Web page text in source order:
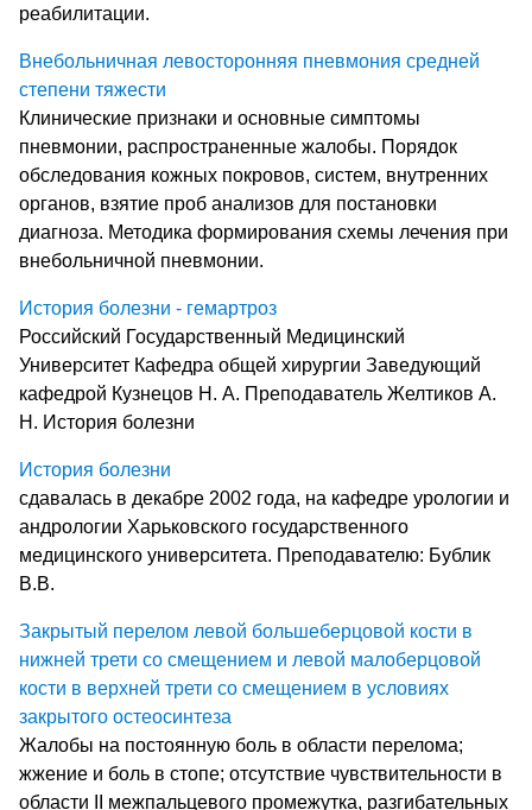
реабилитации.
Внебольничная левосторонняя пневмония средней
степени тяжести
Клинические признаки и основные симптомы
пневмонии, распространенные жалобы. Порядок
обследования кожных покровов, систем, внутренних
органов, взятие проб анализов для постановки
диагноза. Методика формирования схемы лечения при
внебольничной пневмонии.
История болезни - гемартроз
Российский Государственный Медицинский
Университет Кафедра общей хирургии Заведующий
кафедрой Кузнецов Н. А. Преподаватель Желтиков А.
Н. История болезни
История болезни
сдавалась в декабре 2002 года, на кафедре урологии и
андрологии Харьковского государственного
медицинского университета. Преподавателю: Бублик
В.В.
Закрытый перелом левой большеберцовой кости в
нижней трети со смещением и левой малоберцовой
кости в верхней трети со смещением в условиях
закрытого остеосинтеза
Жалобы на постоянную боль в области перелома;
жжение и боль в стопе; отсутствие чувствительности в
области II межпальцевого промежутка, разгибательных